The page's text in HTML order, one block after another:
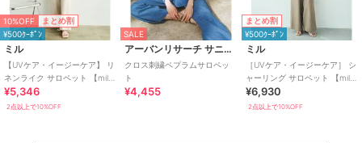
10%OFF まとめ割
¥500ｸｰﾎﾟﾝ
ミル
【UVケア・イージーケア】 リ
ネンライク サロペット 【mil/
ミル】
¥5,346
2点以上で10%OFF
SALE
アーバンリサーチ サニーレーベル
クロス刺繍ペプラムサロペッ
ト
¥4,455
まとめ割
¥500ｸｰﾎﾟﾝ
ミル
［UVケア・イージーケア］ シ
ャーリング サロペット 【mil/
ミル】
¥6,930
2点以上で10%OFF